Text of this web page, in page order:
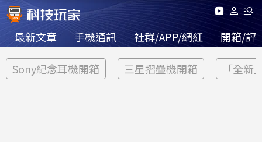
最新文章 手機通訊 社群/APP/網紅 開箱/評
Sony紀念耳機開箱 三星摺疊機開箱 「全新